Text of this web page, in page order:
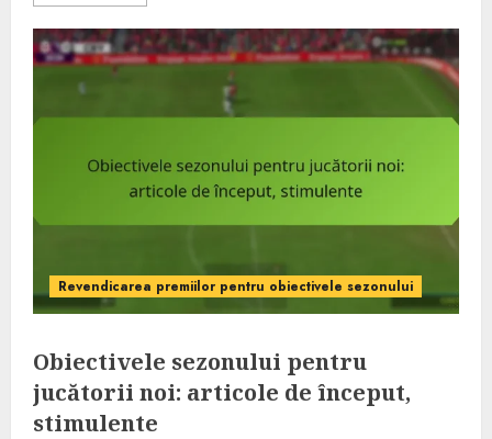
Revendicarea premiilor pentru obiectivele sezonului
Obiectivele sezonului pentru
jucătorii noi: articole de început,
stimulente